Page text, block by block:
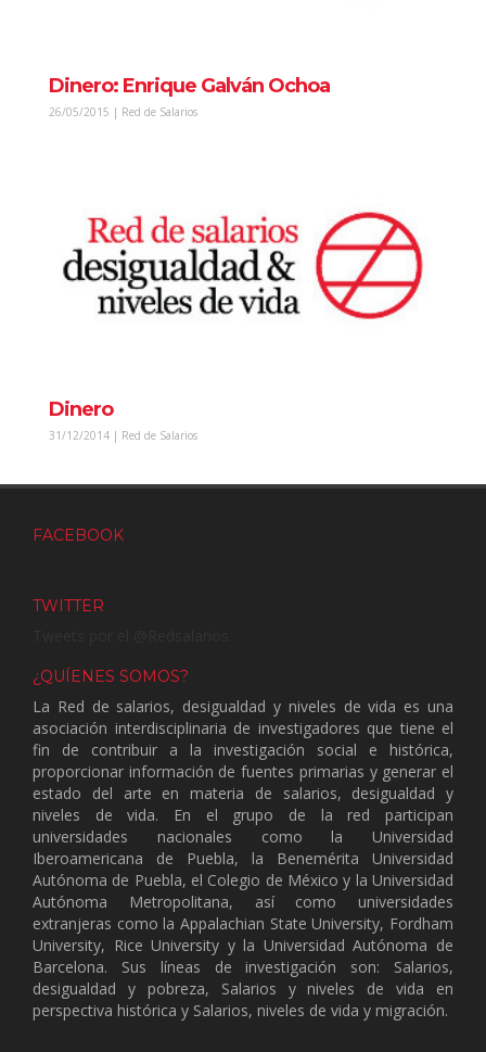
Dinero: Enrique Galván Ochoa
26/05/2015 | Red de Salarios
Dinero
31/12/2014 | Red de Salarios
FACEBOOK
TWITTER
¿QUÍENES SOMOS?
La Red de salarios, desigualdad y niveles de vida es una
asociación interdisciplinaria de investigadores que tiene el
fin de contribuir a la investigación social e histórica,
proporcionar información de fuentes primarias y generar el
estado del arte en materia de salarios, desigualdad y
niveles de vida. En el grupo de la red participan
universidades nacionales como la Universidad
Iberoamericana de Puebla, la Benemérita Universidad
Autónoma de Puebla, el Colegio de México y la Universidad
Autónoma Metropolitana, así como universidades
extranjeras como la Appalachian State University, Fordham
University, Rice University y la Universidad Autónoma de
Barcelona. Sus líneas de investigación son: Salarios,
desigualdad y pobreza, Salarios y niveles de vida en
perspectiva histórica y Salarios, niveles de vida y migración.